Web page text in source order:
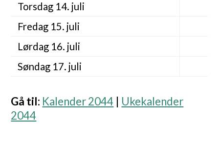
Torsdag 14. juli
Fredag 15. juli
Lørdag 16. juli
Søndag 17. juli
Gå til: Kalender 2044
Ukekalender
2044